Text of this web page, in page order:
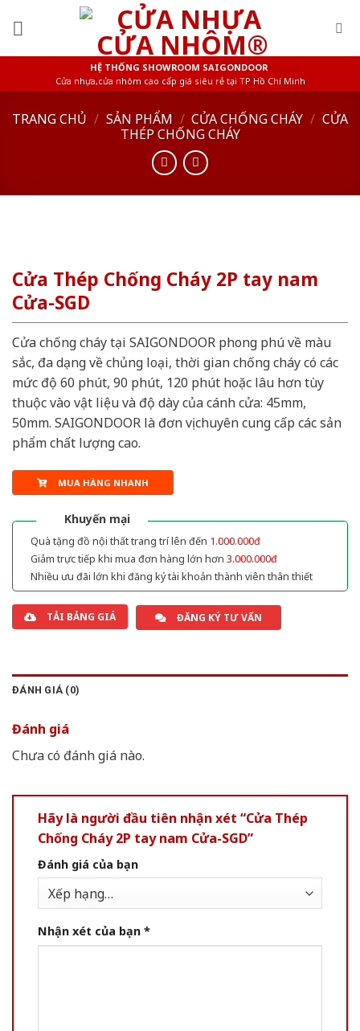
HỆ THỐNG SHOWROOM SAIGONDOOR
Cửa nhựa,cửa nhôm cao cấp giá siêu rẻ tại TP Hồ Chí Minh
TRANG CHỦ / SẢN PHẨM / CỬA CHỐNG CHÁY / CỬA
THÉP CHỐNG CHÁY
Cửa Thép Chống Cháy 2P tay nam
Cửa-SGD
Cửa chống cháy tại SAIGONDOOR phong phú về màu
sắc, đa dạng về chủng loại, thời gian chống cháy có các
mức độ 60 phút, 90 phút, 120 phút hoặc lâu hơn tùy
thuộc vào vật liệu và độ dày của cánh cửa: 45mm,
50mm. SAIGONDOOR là đơn vị chuyên cung cấp các sản
phẩm chất lượng cao.
MUA HÀNG NHANH
Khuyến mại
Quà tặng đồ nội thất trang trí lên đến 1.000.000đ
Giảm trực tiếp khi mua đơn hàng lớn hơn 3.000.000đ
Nhiều ưu đãi lớn khi đăng ký tài khoản thành viên thân thiết
TẢI BẢNG GIÁ ĐĂNG KÝ TƯ VẤN
ĐÁNH GIÁ (0)
Đánh giá
Chưa có đánh giá nào.
Hãy là người đầu tiên nhận xét “Cửa Thép
Chống Cháy 2P tay nam Cửa-SGD”
Đánh giá của bạn
Nhận xét của bạn *